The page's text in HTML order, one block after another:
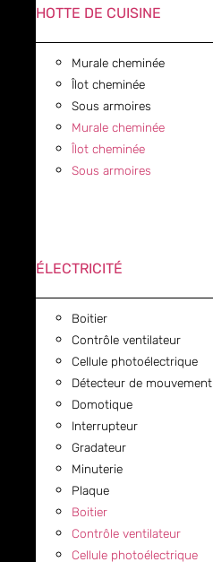
HOTTE DE CUISINE
Murale cheminée
Îlot cheminée
Sous armoires
Murale cheminée
Îlot cheminée
Sous armoires
ÉLECTRICITÉ
Boitier
Contrôle ventilateur
Cellule photoélectrique
Détecteur de mouvement
Domotique
Interrupteur
Gradateur
Minuterie
Plaque
Boitier
Contrôle ventilateur
Cellule photoélectrique